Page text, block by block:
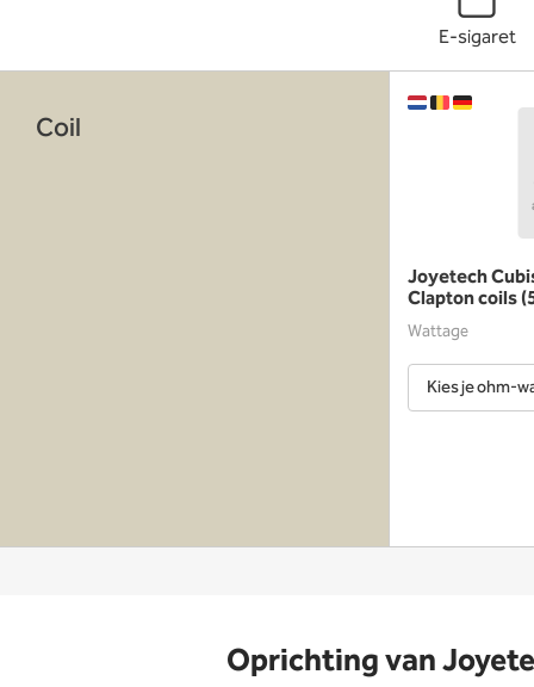
E-sigaret
Coil
Joyetech
Clapton coils
Wattage
Kies je ohm-
Oprichting van